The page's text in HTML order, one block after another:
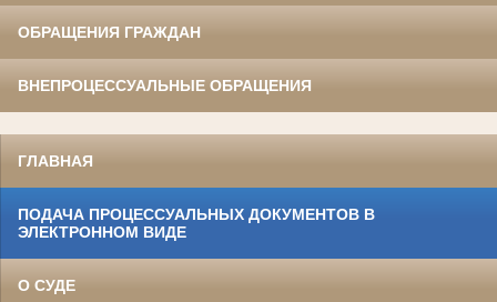
ОБРАЩЕНИЯ ГРАЖДАН
ВНЕПРОЦЕССУАЛЬНЫЕ ОБРАЩЕНИЯ
ГЛАВНАЯ
ПОДАЧА ПРОЦЕССУАЛЬНЫХ ДОКУМЕНТОВ В
ЭЛЕКТРОННОМ ВИДЕ
О СУДЕ